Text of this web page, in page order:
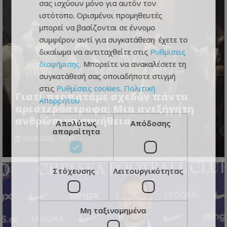
Γιατί περπατάμε σχεδόν πάντα
αριστερόστροφα; Μια ανεξήγητη
ανθρώπινη συνήθεια
09.08.2026 - 10:41
σας ισχύουν μόνο για αυτόν τον
ιστότοπο. Ορισμένοι προμηθευτές
μπορεί να βασίζονται σε έννομο
συμφέρον αντί για συγκατάθεση· έχετε το
δικαίωμα να αντιταχθείτε στις Ρυθμίσεις
διαφήμισης. Μπορείτε να ανακαλέσετε τη
συγκατάθεσή σας οποιαδήποτε στιγμή
στις Ρυθμίσεις cookies. Πολιτική
Απορρήτου
Απολύτως
απαραίτητα
Απόδοσης
Στόχευσης Λειτουργικότητας
Μη ταξινομημένα